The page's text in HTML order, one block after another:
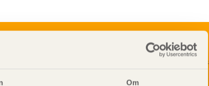
Om
Prenumerera på Svenskt Träs